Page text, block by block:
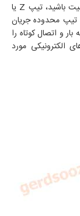
باشید، تیپ Z یا
محدوده جریان
و اتصال کوتاه را
الکترونیکی مورد